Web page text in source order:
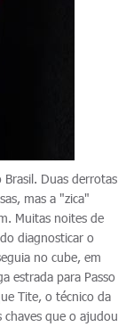
Brasil. Duas derrotas
mas a "zica"
Muitas noites de
diagnosticar o
no cube, em
estrada para Passo
Tite, o técnico da
chaves que o ajudou